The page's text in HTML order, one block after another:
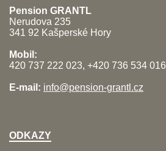
Pension GRANTL
Nerudova 235
341 92 Kašperské Hory
Mobil:
420 737 222 023, +420 736 534 016
E-mail: info@pension-grantl.cz
ODKAZY